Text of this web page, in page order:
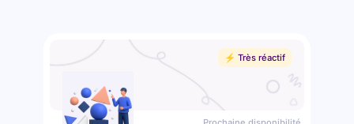
⚡️ Très réactif